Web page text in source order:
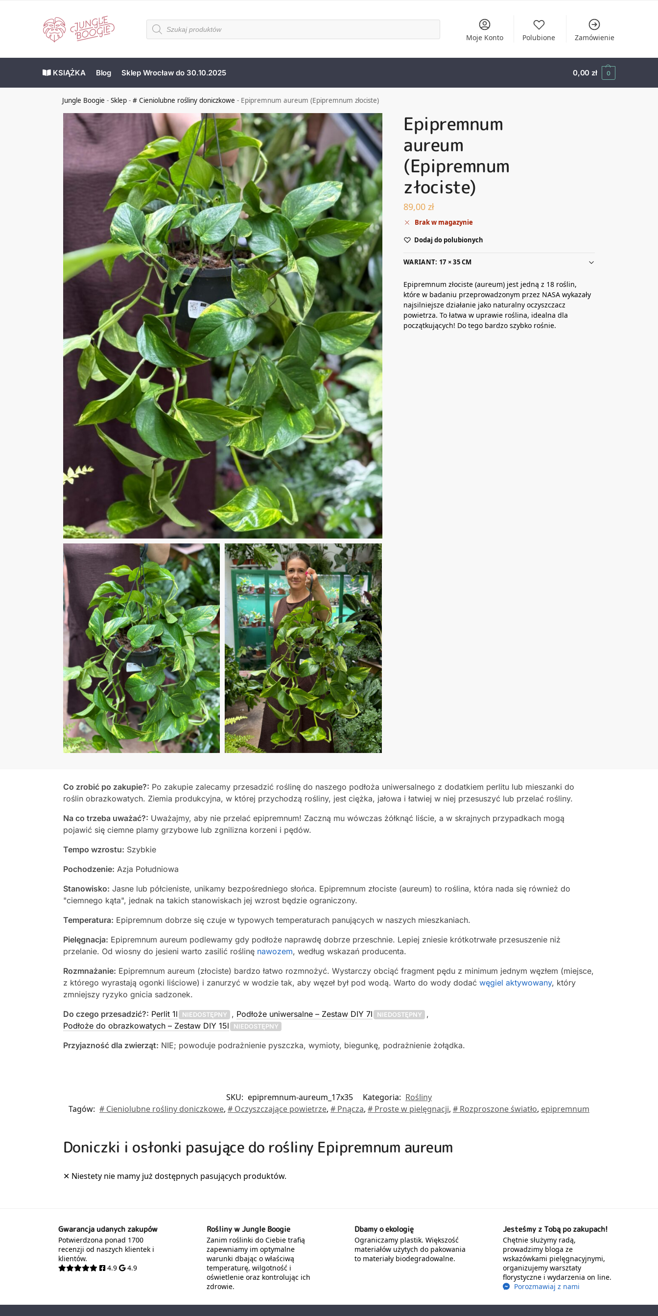
Moje Konto Polubione Zamówienie
KSIĄŻKA Blog Sklep Wrocław do 30.10.2025 0,00 zł 0
Jungle Boogie -Sklep -# Cieniolubne rośliny doniczkowe - Epipremnum aureum (Epipremnum złociste)
Epipremnum
aureum
(Epipremnum
złociste)
89,00 zł
Brak w magazynie
Dodaj do polubionych
WARIANT: 17 × 35 CM
Epipremnum złociste (aureum) jest jedną z 18 roślin,
które w badaniu przeprowadzonym przez NASA wykazały
najsilniejsze działanie jako naturalny oczyszczacz
powietrza. To łatwa w uprawie roślina, idealna dla
początkujących! Do tego bardzo szybko rośnie.
Co zrobić po zakupie?: Po zakupie zalecamy przesadzić roślinę do naszego podłoża uniwersalnego z dodatkiem perlitu lub mieszanki do
roślin obrazkowatych. Ziemia produkcyjna, w której przychodzą rośliny, jest ciężka, jałowa i łatwiej w niej przesuszyć lub przelać rośliny.
Na co trzeba uważać?: Uważajmy, aby nie przelać epipremnum! Zaczną mu wówczas żółknąć liście, a w skrajnych przypadkach mogą
pojawić się ciemne plamy grzybowe lub zgnilizna korzeni i pędów.
Tempo wzrostu: Szybkie
Pochodzenie: Azja Południowa
Stanowisko: Jasne lub półcieniste, unikamy bezpośredniego słońca. Epipremnum złociste (aureum) to roślina, która nada się również do
"ciemnego kąta", jednak na takich stanowiskach jej wzrost będzie ograniczony.
Temperatura: Epipremnum dobrze się czuje w typowych temperaturach panujących w naszych mieszkaniach.
Pielęgnacja: Epipremnum aureum podlewamy gdy podłoże naprawdę dobrze przeschnie. Lepiej zniesie krótkotrwałe przesuszenie niż
przelanie. Od wiosny do jesieni warto zasilić roślinę nawozem, według wskazań producenta.
Rozmnażanie: Epipremnum aureum (złociste) bardzo łatwo rozmnożyć. Wystarczy obciąć fragment pędu z minimum jednym węzłem (miejsce,
z którego wyrastają ogonki liściowe) i zanurzyć w wodzie tak, aby węzeł był pod wodą. Warto do wody dodać węgiel aktywowany, który
zmniejszy ryzyko gnicia sadzonek.
Do czego przesadzić?: Perlit 1l NIEDOSTĘPNY , Podłoże uniwersalne – Zestaw DIY 7l NIEDOSTĘPNY
,
Podłoże do obrazkowatych – Zestaw DIY 15l
NIEDOSTĘPNY
Przyjazność dla zwierząt: NIE; powoduje podrażnienie pyszczka, wymioty, biegunkę, podrażnienie żołądka.
SKU: epipremnum-aureum_17x35 Kategoria: Rośliny
Tagów: # Cieniolubne rośliny doniczkowe, # Oczyszczające powietrze, # Pnącza, # Proste w pielęgnacji, # Rozproszone światło, epipremnum
Doniczki i osłonki pasujące do rośliny Epipremnum aureum
Gwarancja udanych zakupów
Potwierdzona ponad 1700
recenzji od naszych klientek i
klientów.
4.9
4.9
Rośliny w Jungle Boogie
Zanim roślinki do Ciebie trafią
zapewniamy im optymalne
warunki dbając o właściwą
temperaturę, wilgotność i
oświetlenie oraz kontrolując ich
zdrowie.
Dbamy o ekologię
Ograniczamy plastik. Większość
materiałów użytych do pakowania
to materiały biodegradowalne.
Jesteśmy z Tobą po zakupach!
Chętnie służymy radą,
prowadzimy bloga ze
wskazówkami pielęgnacyjnymi,
organizujemy warsztaty
florystyczne i wydarzenia on line.
Porozmawiaj z nami